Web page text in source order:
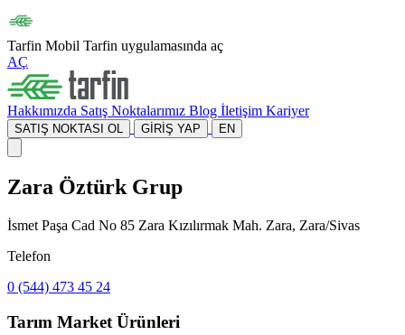
Tarfin Mobil Tarfin uygulamasında aç
AÇ
Hakkımızda Satış Noktalarımız Blog İletişim Kariyer
SATIŞ NOKTASI OL GİRİŞ YAP EN
Zara Öztürk Grup
İsmet Paşa Cad No 85 Zara Kızılırmak Mah. Zara, Zara/Sivas
Telefon
0 (544) 473 45 24
Tarım Market Ürünleri